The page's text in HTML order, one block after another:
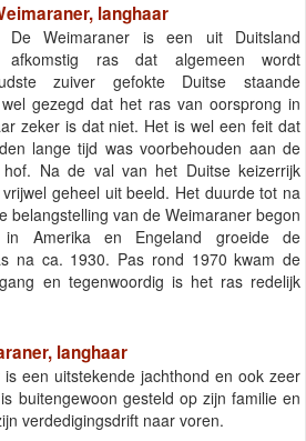
langhaar
De Weimaraner is een uit Duitsland
afkomstig ras dat algemeen wordt
zuiver gefokte Duitse staande
gezegd dat het ras van oorsprong in
zeker is dat niet. Het is wel een feit dat
lange tijd was voorbehouden aan de
Na de val van het Duitse keizerrijk
geheel uit beeld. Het duurde tot na
belangstelling van de Weimaraner begon
Amerika en Engeland groeide de
na ca. 1930. Pas rond 1970 kwam de
en tegenwoordig is het ras redelijk
langhaar
een uitstekende jachthond en ook zeer
buitengewoon gesteld op zijn familie en
verdedigingsdrift naar voren.